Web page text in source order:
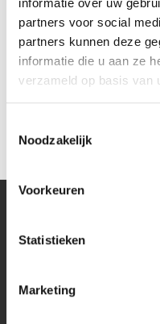
partners voor social
partners kunnen deze
informatie die u aan ze
verzameld op basis van
Noodzakelijk
Voorkeuren
Statistieken
Marketing
Haakse stekker geaard
Kantoor
Stekkerdoos bureaublad